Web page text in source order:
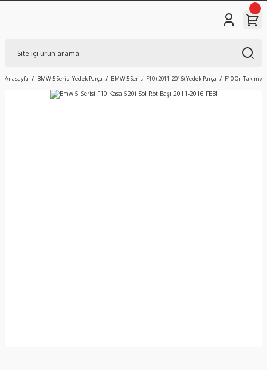
Anasayfa BMW 5 Serisi Yedek Parça BMW 5 Serisi F10 (2011-2016) Yedek Parça F10 Ön Takım /